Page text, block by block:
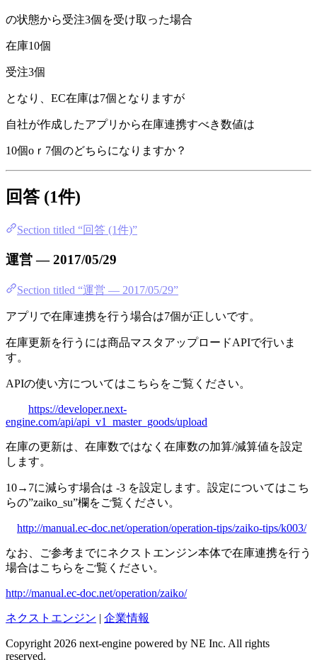
の状態から受注3個を受け取った場合
在庫10個
受注3個
となり、EC在庫は7個となりますが
自社が作成したアプリから在庫連携すべき数値は
10個oｒ7個のどちらになりますか？
回答 (1件)
Section titled “回答 (1件)”
運営 — 2017/05/29
Section titled “運営 — 2017/05/29”
アプリで在庫連携を行う場合は7個が正しいです。
在庫更新を行うには商品マスタアップロードAPIで行いま
す。
APIの使い方についてはこちらをご覧ください。
https://developer.next-
engine.com/api/api_v1_master_goods/upload
在庫の更新は、在庫数ではなく在庫数の加算/減算値を設定
します。
10→7に減らす場合は -3 を設定します。設定についてはこち
らの”zaiko_su”欄をご覧ください。
http://manual.ec-doc.net/operation/operation-tips/zaiko-tips/k003/
なお、ご参考までにネクストエンジン本体で在庫連携を行う
場合はこちらをご覧ください。
http://manual.ec-doc.net/operation/zaiko/
ネクストエンジン | 企業情報
Copyright 2026 next-engine powered by NE Inc. All rights
reserved.